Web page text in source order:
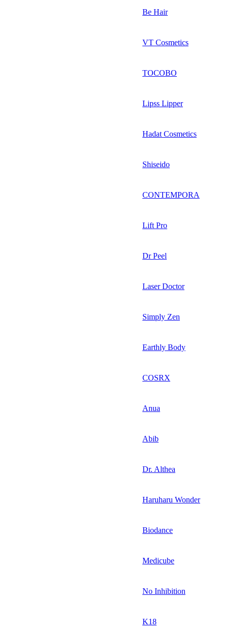
Be Hair
VT Cosmetics
TOCOBO
Lipss Lipper
Hadat Cosmetics
Shiseido
CONTEMPORA
Lift Pro
Dr Peel
Laser Doctor
Simply Zen
Earthly Body
COSRX
Anua
Abib
Dr. Althea
Haruharu Wonder
Biodance
Medicube
No Inhibition
K18